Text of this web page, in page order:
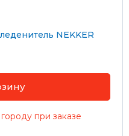
NEKKER
при заказе